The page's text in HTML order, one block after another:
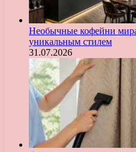
Необычные кофейни
уникальным стилем
31.07.2026